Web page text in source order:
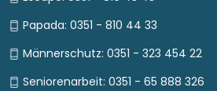
Papada: 0351 - 810 44 33
Männerschutz: 0351 - 323 454 22
Seniorenarbeit: 0351 - 65 888 326